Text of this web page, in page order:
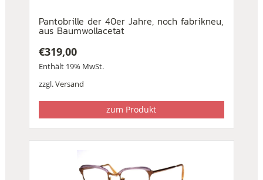
Pantobrille der 40er Jahre, noch fabrikneu,
aus Baumwollacetat
€319,00
Enthält 19% MwSt.
zzgl.Versand
zum Produkt